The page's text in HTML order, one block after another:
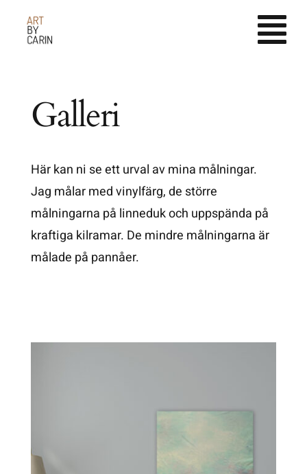
Galleri
Här kan ni se ett urval av mina målningar.
Jag målar med vinylfärg, de större
målningarna på linneduk och uppspända på
kraftiga kilramar. De mindre målningarna är
målade på pannåer.